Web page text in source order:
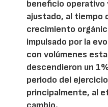
beneficio operativo
ajustado, al tiempo
crecimiento
impulsado por la
con volúmenes
descendieron un
periodo del
principalmente, al